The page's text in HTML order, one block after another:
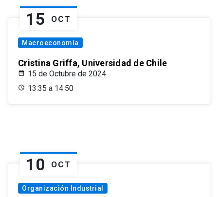
15 OCT
Macroeconomía
Cristina Griffa, Universidad de Chile
15 de Octubre de 2024
13:35 a 14:50
10 OCT
Organización Industrial